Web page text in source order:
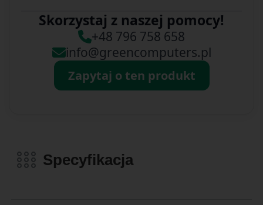
Skorzystaj z naszej pomocy!
+48 796 758 658
info@greencomputers.pl
Zapytaj o ten produkt
Specyfikacja